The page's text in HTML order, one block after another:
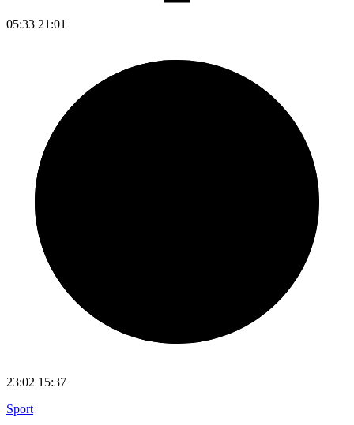
05:33 21:01
23:02 15:37
Sport